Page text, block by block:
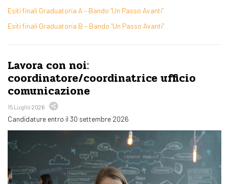
Esiti finali Graduatoria A – Bando “Un Passo Avanti”
Esiti finali Graduatoria B – Bando “Un Passo Avanti”
Lavora con noi:
coordinatore/coordinatrice ufficio
comunicazione
15 Luglio 2026
Candidature entro il 30 settembre 2026